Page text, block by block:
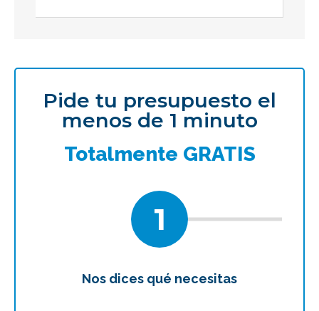
Pide tu presupuesto el
menos de 1 minuto
Totalmente GRATIS
1
Nos dices qué necesitas